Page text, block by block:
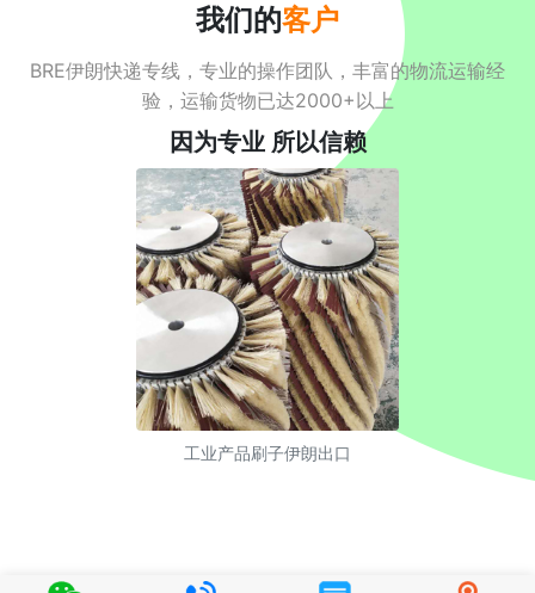
我们的客户
BRE伊朗快递专线，专业的操作团队，丰富的物流运输经
验，运输货物已达2000+以上
因为专业 所以信赖
工业产品刷子伊朗出口